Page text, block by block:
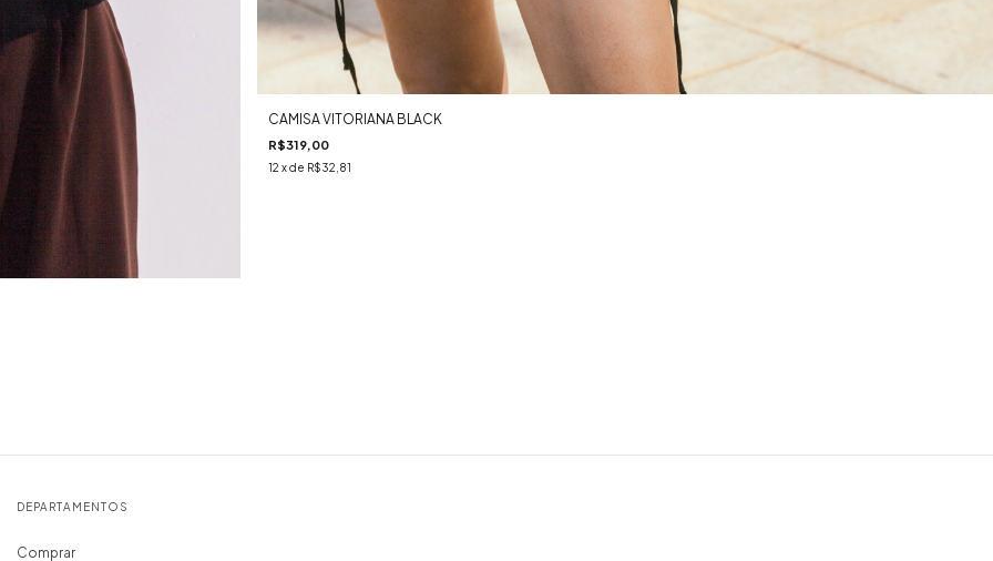
CAMISA VITORIANA BLACK
R$319,00
12 x de R$32,81
DEPARTAMENTOS
Comprar